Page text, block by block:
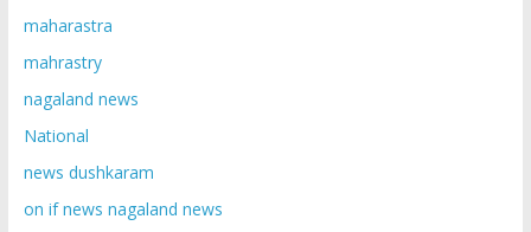
maharastra
mahrastry
nagaland news
National
news dushkaram
on if news nagaland news